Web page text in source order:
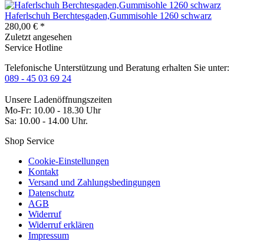
Haferlschuh Berchtesgaden,Gummisohle 1260 schwarz
280,00 € *
Zuletzt angesehen
Service Hotline
Telefonische Unterstützung und Beratung erhalten Sie unter:
089 - 45 03 69 24
Unsere Ladenöffnungszeiten
Mo-Fr: 10.00 - 18.30 Uhr
Sa: 10.00 - 14.00 Uhr.
Shop Service
Cookie-Einstellungen
Kontakt
Versand und Zahlungsbedingungen
Datenschutz
AGB
Widerruf
Widerruf erklären
Impressum